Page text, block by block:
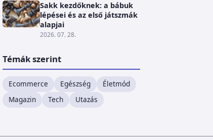
Sakk kezdőknek: a bábuk
lépései és az első játszmák
alapjai
2026. 07. 28.
Témák szerint
Ecommerce Egészség
Életmód
Magazin
Tech Utazás